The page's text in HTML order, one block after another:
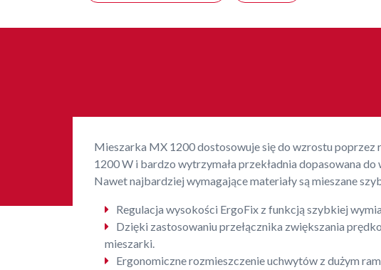
Mieszarka MX 1200 dostosowuje się do wzrostu poprzez
1200 W i bardzo wytrzymała przekładnia dopasowana
Nawet najbardziej wymagające materiały są mieszane
Regulacja wysokości ErgoFix z funkcją szybkiej
Dzięki zastosowaniu przełącznika zwiększania
mieszarki.
Ergonomiczne rozmieszczenie uchwytów z dużym